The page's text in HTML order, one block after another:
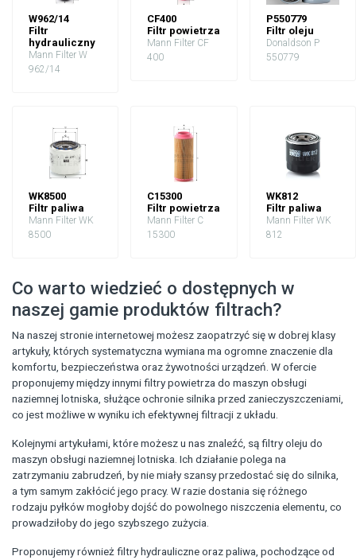
W962/14
Filtr
hydrauliczny
Mann Filter W
962/14
CF400
Filtr powietrza
Mann Filter CF
400
P550779
Filtr oleju
Donaldson P
550779
WK8500
Filtr paliwa
Mann Filter WK
8500
C15300
Filtr powietrza
Mann Filter C
15300
WK812
Filtr paliwa
Mann Filter WK
812
Co warto wiedzieć o dostępnych w
naszej gamie produktów filtrach?
Na naszej stronie internetowej możesz zaopatrzyć się w dobrej klasy
artykuły, których systematyczna wymiana ma ogromne znaczenie dla
komfortu, bezpieczeństwa oraz żywotności urządzeń. W ofercie
proponujemy między innymi filtry powietrza do maszyn obsługi
naziemnej lotniska, służące ochronie silnika przed zanieczyszczeniami,
co jest możliwe w wyniku ich efektywnej filtracji z układu.
Kolejnymi artykułami, które możesz u nas znaleźć, są filtry oleju do
maszyn obsługi naziemnej lotniska. Ich działanie polega na
zatrzymaniu zabrudzeń, by nie miały szansy przedostać się do silnika,
a tym samym zakłócić jego pracy. W razie dostania się różnego
rodzaju pyłków mogłoby dojść do powolnego niszczenia elementu, co
prowadziłoby do jego szybszego zużycia.
Proponujemy również filtry hydrauliczne oraz paliwa, pochodzące od